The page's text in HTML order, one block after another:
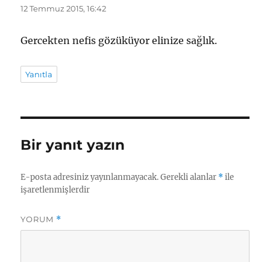
ki:
12 Temmuz 2015, 16:42
Gercekten nefis gözüküyor elinize sağlık.
Yanıtla
Bir yanıt yazın
E-posta adresiniz yayınlanmayacak. Gerekli alanlar *ile
işaretlenmişlerdir
YORUM *